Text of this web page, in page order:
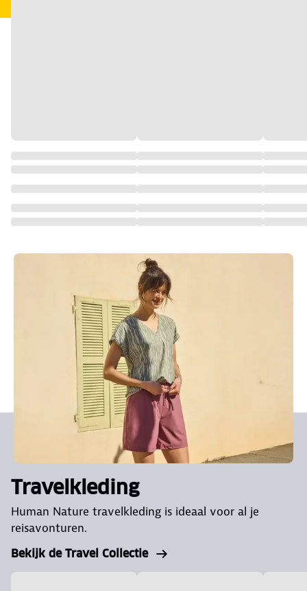
Travelkleding
Human Nature travelkleding is ideaal voor al je
reisavonturen.
Bekijk de Travel Collectie